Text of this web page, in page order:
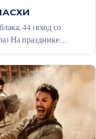
44 (вход со
На празднике…